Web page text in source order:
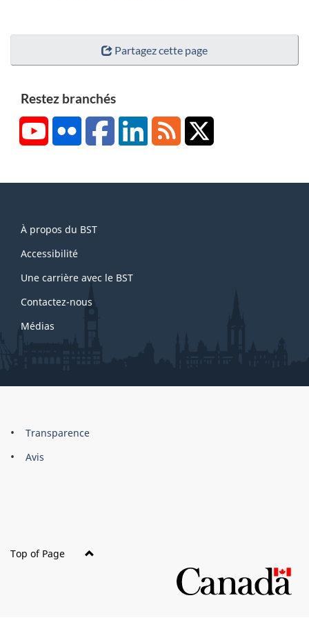
Partagez cette page
Restez branchés
YouTubeFlickr FacebookLinkedInRSS
this
site
À propos du BST
Accessibilité
Une carrière avec le BST
Contactez-nous
Médias
About
this
Brand
Transparence
Avis
Top of Page